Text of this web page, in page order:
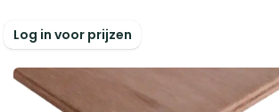
Log in voor prijzen